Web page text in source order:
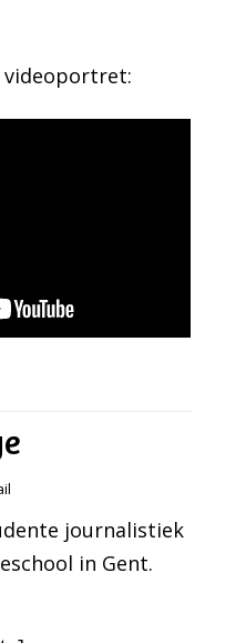
videoportret:
journalistiek
in Gent.